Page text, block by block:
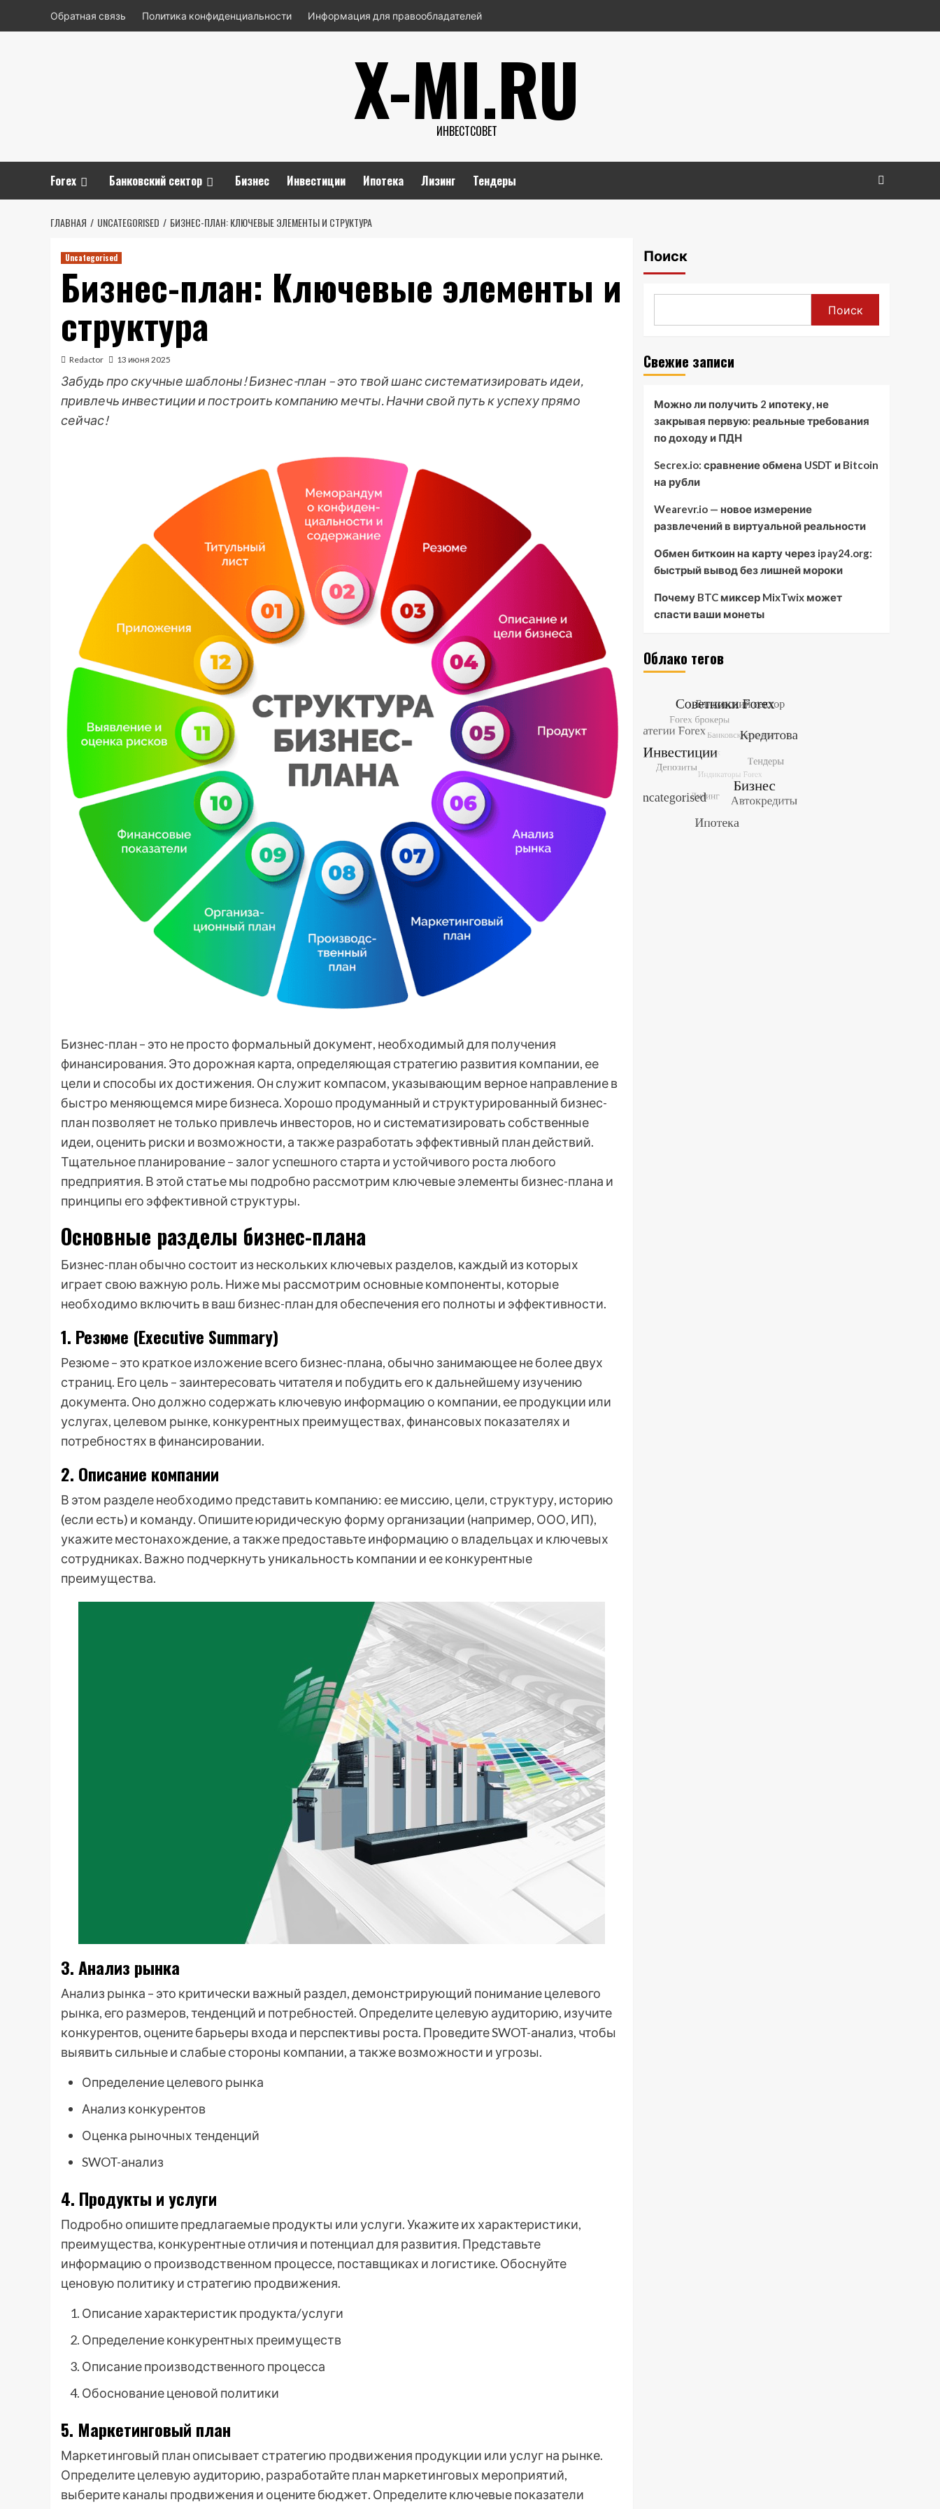
Обратная связь Политика конфиденциальности Информация для правообладателей
X-MI.RU
ИНВЕСТСОВЕТ
Forex Банковский сектор Бизнес Инвестиции Ипотека Лизинг Тендеры
ГЛАВНАЯ UNCATEGORISED БИЗНЕС-ПЛАН: КЛЮЧЕВЫЕ ЭЛЕМЕНТЫ И СТРУКТУРА
Uncategorised
Бизнес-план: Ключевые элементы и
структура
Redactor 13 июня 2025
Забудь про скучные шаблоны! Бизнес-план – это твой шанс систематизировать идеи,
привлечь инвестиции и построить компанию мечты. Начни свой путь к успеху прямо
сейчас!
Бизнес-план – это не просто формальный документ, необходимый для получения
финансирования. Это дорожная карта, определяющая стратегию развития компании, ее
цели и способы их достижения. Он служит компасом, указывающим верное направление в
быстро меняющемся мире бизнеса. Хорошо продуманный и структурированный бизнес-
план позволяет не только привлечь инвесторов, но и систематизировать собственные
идеи, оценить риски и возможности, а также разработать эффективный план действий.
Тщательное планирование – залог успешного старта и устойчивого роста любого
предприятия. В этой статье мы подробно рассмотрим ключевые элементы бизнес-плана и
принципы его эффективной структуры.
Основные разделы бизнес-плана
Бизнес-план обычно состоит из нескольких ключевых разделов, каждый из которых
играет свою важную роль. Ниже мы рассмотрим основные компоненты, которые
необходимо включить в ваш бизнес-план для обеспечения его полноты и эффективности.
1. Резюме (Executive Summary)
Резюме – это краткое изложение всего бизнес-плана, обычно занимающее не более двух
страниц. Его цель – заинтересовать читателя и побудить его к дальнейшему изучению
документа. Оно должно содержать ключевую информацию о компании, ее продукции или
услугах, целевом рынке, конкурентных преимуществах, финансовых показателях и
потребностях в финансировании.
2. Описание компании
В этом разделе необходимо представить компанию: ее миссию, цели, структуру, историю
(если есть) и команду. Опишите юридическую форму организации (например, ООО, ИП),
укажите местонахождение, а также предоставьте информацию о владельцах и ключевых
сотрудниках. Важно подчеркнуть уникальность компании и ее конкурентные
преимущества.
3. Анализ рынка
Анализ рынка – это критически важный раздел, демонстрирующий понимание целевого
рынка, его размеров, тенденций и потребностей. Определите целевую аудиторию, изучите
конкурентов, оцените барьеры входа и перспективы роста. Проведите SWOT-анализ, чтобы
выявить сильные и слабые стороны компании, а также возможности и угрозы.
Определение целевого рынка
Анализ конкурентов
Оценка рыночных тенденций
SWOT-анализ
4. Продукты и услуги
Подробно опишите предлагаемые продукты или услуги. Укажите их характеристики,
преимущества, конкурентные отличия и потенциал для развития. Представьте
информацию о производственном процессе, поставщиках и логистике. Обоснуйте
ценовую политику и стратегию продвижения.
Описание характеристик продукта/услуги
Определение конкурентных преимуществ
Описание производственного процесса
Обоснование ценовой политики
5. Маркетинговый план
Маркетинговый план описывает стратегию продвижения продукции или услуг на рынке.
Определите целевую аудиторию, разработайте план маркетинговых мероприятий,
выберите каналы продвижения и оцените бюджет. Определите ключевые показатели
Поиск
Поиск
Свежие записи
Можно ли получить 2 ипотеку, не
закрывая первую: реальные требования
по доходу и ПДН
Secrex.io: сравнение обмена USDT и Bitcoin
на рубли
Wearevr.io — новое измерение
развлечений в виртуальной реальности
Обмен биткоин на карту через ipay24.org:
быстрый вывод без лишней мороки
Почему BTC миксер MixTwix может
спасти ваши монеты
Облако тегов